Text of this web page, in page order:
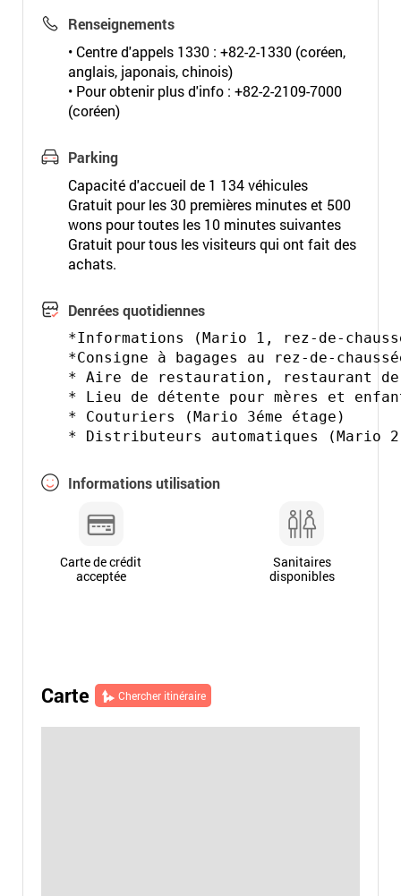
Renseignements
• Centre d'appels 1330 : +82-2-1330 (coréen,
anglais, japonais, chinois)
• Pour obtenir plus d'info : +82-2-2109-7000
(coréen)
Parking
Capacité d'accueil de 1 134 véhicules
Gratuit pour les 30 premières minutes et 500
wons pour toutes les 10 minutes suivantes
Gratuit pour tous les visiteurs qui ont fait des
achats.
Denrées quotidiennes
*Informations (Mario 1, rez-de-
*Consigne à bagages au rez-de-
* Aire de restauration, restaurant
* Lieu de détente pour mères et
* Couturiers (Mario 3éme étage)
Informations utilisation
Carte de crédit
acceptée
Sanitaires
disponibles
Carte Chercher itinéraire